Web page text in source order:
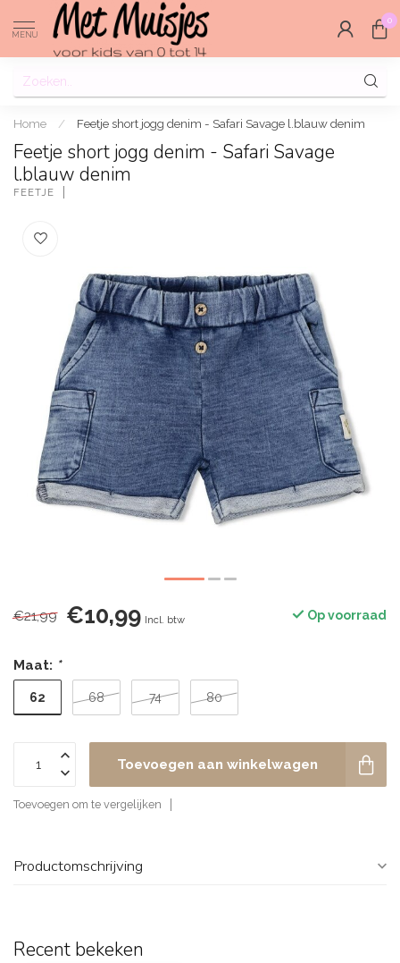
MENU
0
Home / Feetje short jogg denim - Safari Savage l.blauw denim
Feetje short jogg denim - Safari Savage
l.blauw denim
FEETJE
€21,99 €10,99 Incl. btw Op voorraad
Maat: *
62 68 74 80
Toevoegen aan winkelwagen
Toevoegen om te vergelijken
Productomschrijving
Recent bekeken